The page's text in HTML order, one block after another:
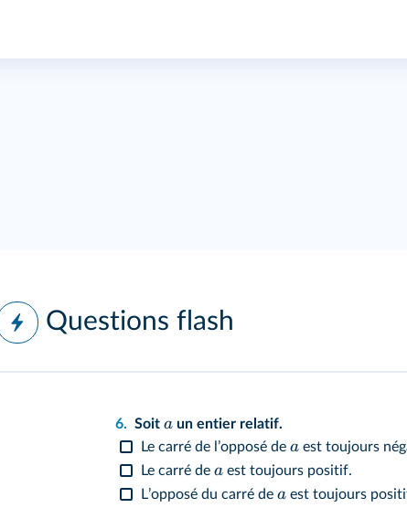
Questions flash
6. Soit a un entier relatif.
Le carré de lʼopposé de a est toujours
Le carré de a est toujours positif.
Lʼopposé du carré de a est toujours